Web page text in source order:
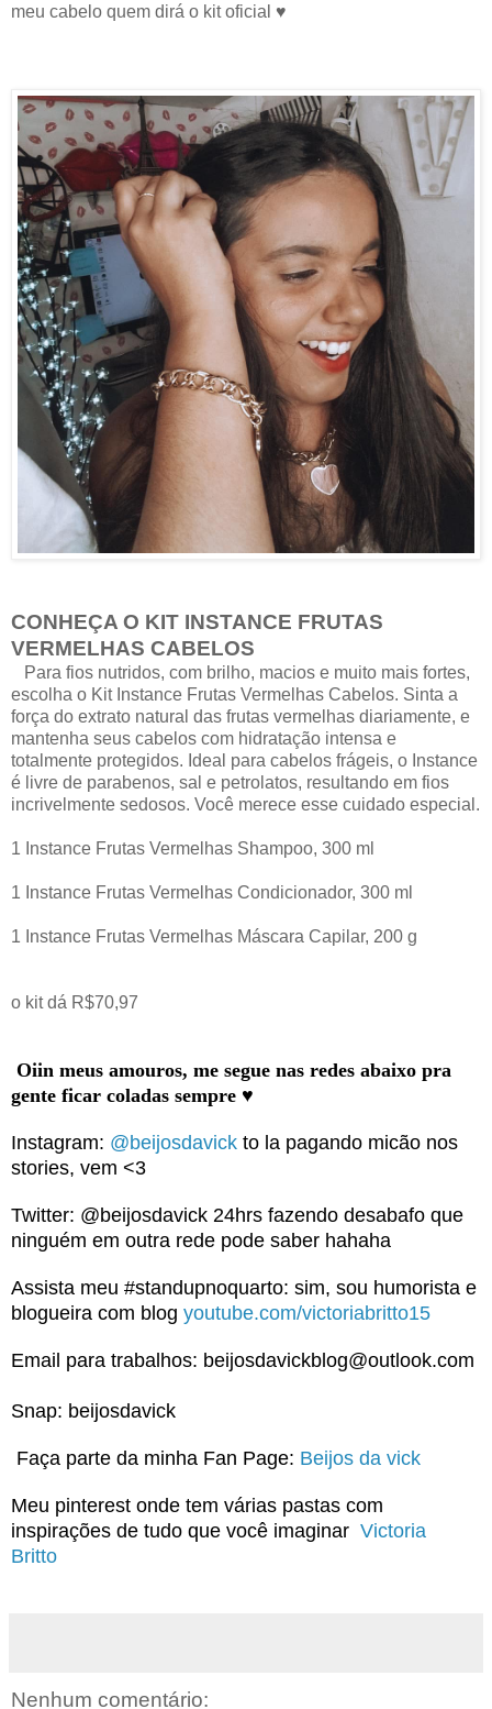
meu cabelo quem dirá o kit oficial ♥
CONHEÇA O KIT INSTANCE FRUTAS
VERMELHAS CABELOS
Para fios nutridos, com brilho, macios e muito mais fortes,
escolha o Kit Instance Frutas Vermelhas Cabelos. Sinta a
força do extrato natural das frutas vermelhas diariamente, e
mantenha seus cabelos com hidratação intensa e
totalmente protegidos. Ideal para cabelos frágeis, o Instance
é livre de parabenos, sal e petrolatos, resultando em fios
incrivelmente sedosos. Você merece esse cuidado especial.
1 Instance Frutas Vermelhas Shampoo, 300 ml
1 Instance Frutas Vermelhas Condicionador, 300 ml
1 Instance Frutas Vermelhas Máscara Capilar, 200 g
o kit dá R$70,97
Oiin meus amouros, me segue nas redes abaixo pra
gente ficar coladas sempre ♥
Instagram: @beijosdavick to la pagando micão nos
stories, vem <3
Twitter: @beijosdavick 24hrs fazendo desabafo que
ninguém em outra rede pode saber hahaha
Assista meu #standupnoquarto: sim, sou humorista e
blogueira com blog youtube.com/victoriabritto15
Email para trabalhos: beijosdavickblog@outlook.com
Snap: beijosdavick
Faça parte da minha Fan Page: Beijos da vick
Meu pinterest onde tem várias pastas com
inspirações de tudo que você imaginar Victoria
Britto
Nenhum comentário: